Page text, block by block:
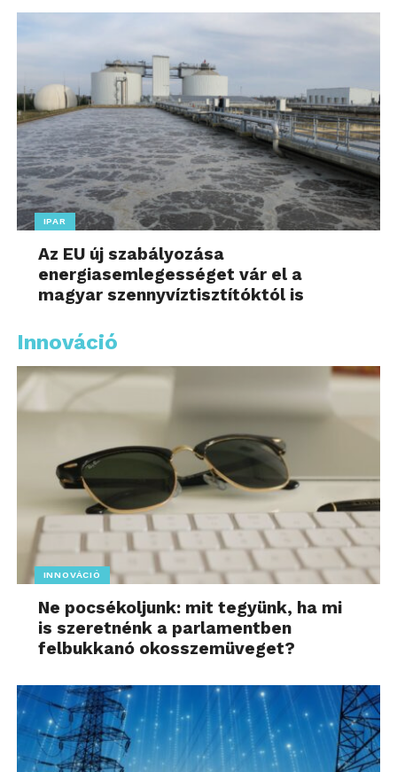
IPAR
Az EU új szabályozása
energiasemlegességet vár el a
magyar szennyvíztisztítóktól is
Innováció
INNOVÁCIÓ
Ne pocsékoljunk: mit tegyünk, ha mi
is szeretnénk a parlamentben
felbukkanó okosszemüveget?